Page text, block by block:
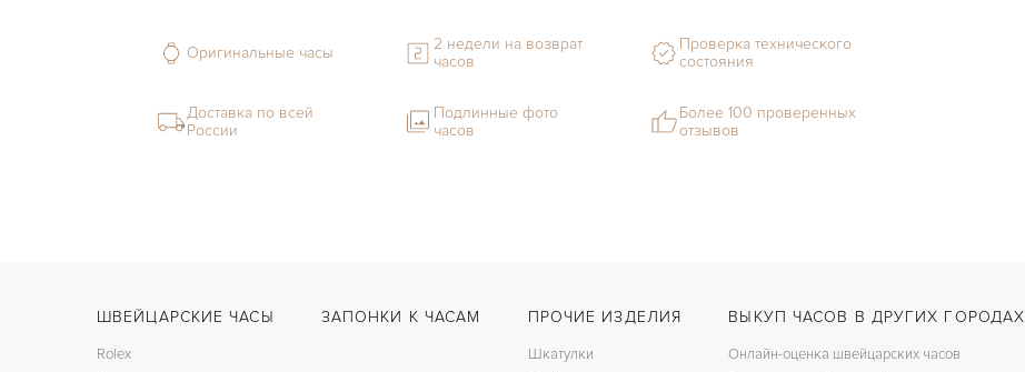
Оригинальные часы
2 недели на возврат
часов
Проверка технического
состояния
Доставка по всей
России
Подлинные фото
часов
Более 100 проверенных
отзывов
ШВЕЙЦАРСКИЕ ЧАСЫ
Rolex
ЗАПОНКИ К ЧАСАМ ПРОЧИЕ ИЗДЕЛИЯ
Шкатулки
ВЫКУП ЧАСОВ В ДРУГИХ ГОРОДАХ
Онлайн-оценка швейцарских часов